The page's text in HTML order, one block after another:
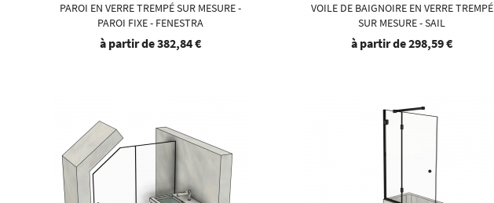
PAROI EN VERRE TREMPÉ SUR MESURE -
PAROI FIXE - FENESTRA
à partir de382,84 €
VOILE DE BAIGNOIRE EN VERRE TREMPÉ
SUR MESURE - SAIL
à partir de298,59 €